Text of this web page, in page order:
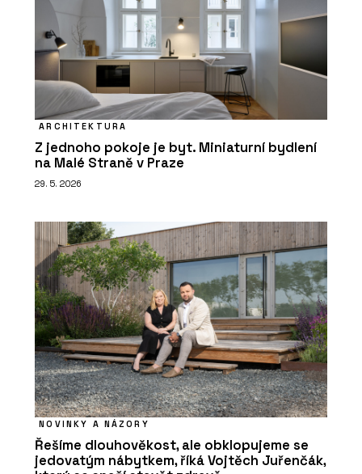
ARCHITEKTURA
Z jednoho pokoje je byt. Miniaturní bydlení
na Malé Straně v Praze
29. 5. 2026
NOVINKY A NÁZORY
Řešíme dlouhověkost, ale obklopujeme se
jedovatým nábytkem, říká Vojtěch Juřenčák,